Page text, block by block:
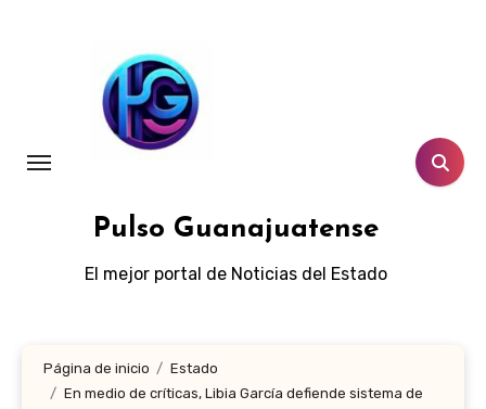
Pulso Guanajuatense
El mejor portal de Noticias del Estado
Página de inicio
Estado
En medio de críticas, Libia García defiende sistema de